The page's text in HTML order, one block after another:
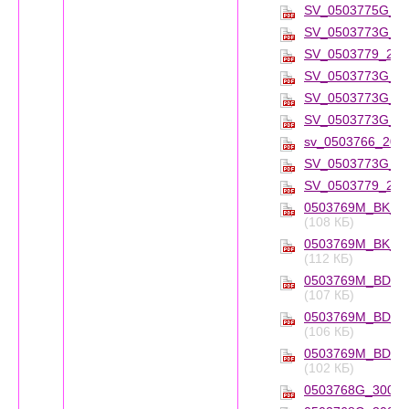
(108 КБ)
(112 КБ)
(107 КБ)
(106 КБ)
(102 КБ)